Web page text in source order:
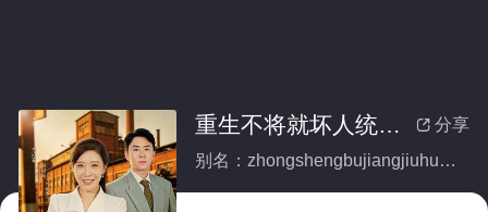
 分享
重生不将就坏人统统靠边站(全集)
别名：zhongshengbujiangjiuhuairentongtongkaobianzhan